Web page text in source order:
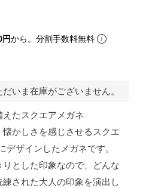
円から。分割手数料無料
いま在庫がございません。
たスクエアメガネ
かしさを感じさせるスクエ
デザインしたメガネです。
とした印象なので、どんな
された大人の印象を演出し